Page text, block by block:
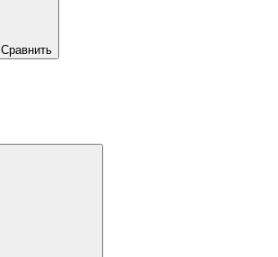
Сравнить